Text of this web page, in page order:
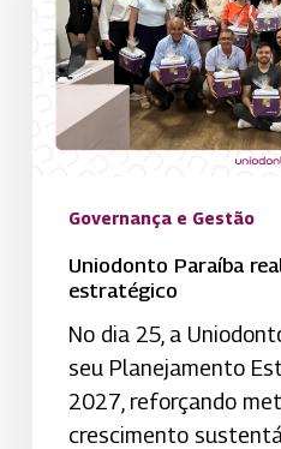
estratégico
Governança e Gestão
Uniodonto Paraíba
estratégico
No dia 25, a
seu Planejamento
2027, reforçando
crescimento